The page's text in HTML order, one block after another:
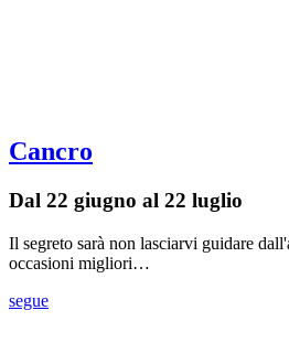
Cancro
Dal 22 giugno al 22 luglio
Il segreto sarà non lasciarvi guidare
occasioni migliori…
segue